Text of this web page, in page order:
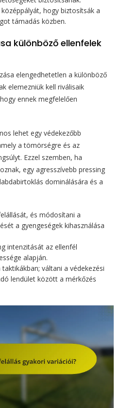
hogy biztosítsák a
támadás közben.
különböző ellenfelek
elengedhetetlen a különböző
elemezniük kell riválisaik
ennek megfelelően
lehet egy védekezőbb
a tömörségre és az
Ezzel szemben, ha
egy agresszívebb pressing
dominálására és a
és módosítani a
a gyengeségek kihasználása
intenzitását az ellenfél
alapján.
váltani a védekezési
lendület között a mérkőzés